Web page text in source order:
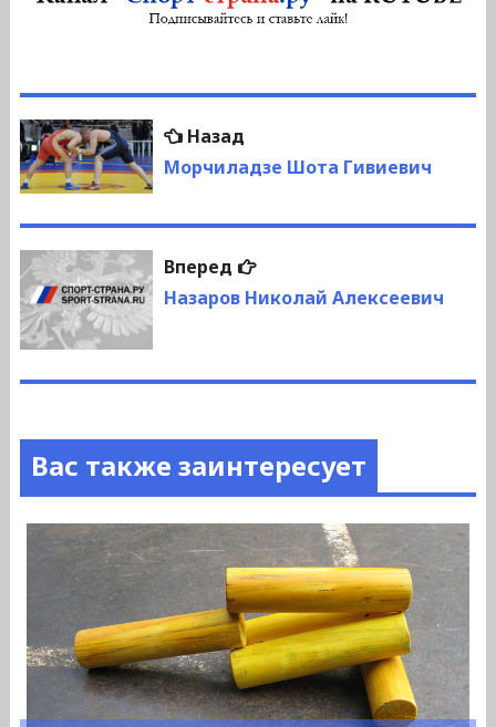
Навигация
по
записям
НазадПредыдущая
запись:
Морчиладзе Шота Гивиевич
Вперед
Следующая
запись:
Назаров Николай Алексеевич
Вас также заинтересует